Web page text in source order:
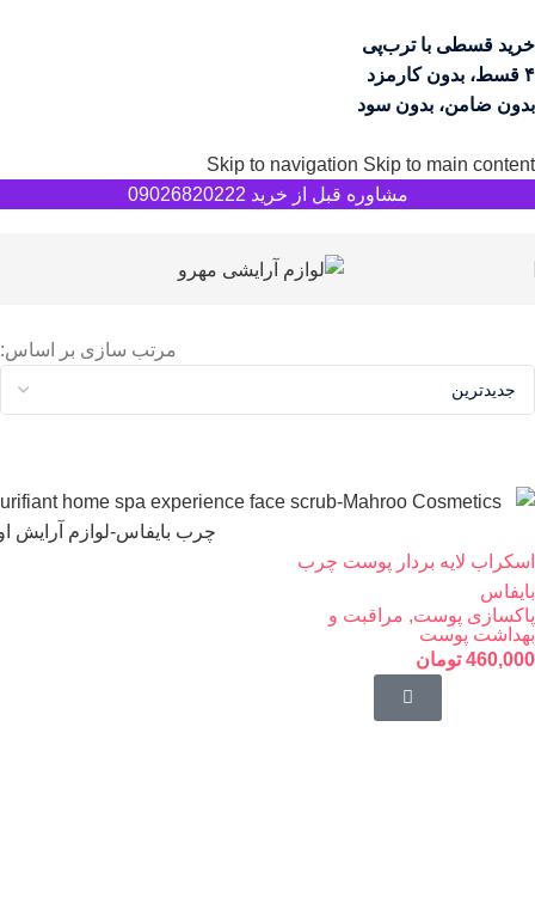
خرید قسطی با ترب‌پی
۴ قسط، بدون کارمزد
بدون ضامن، بدون سود
Skip to navigation Skip to main content
مشاوره قبل از خرید 09026820222
مرتب سازی بر اساس:
اسکراب لایه بردار پوست چرب
بایفاس
پاکسازی پوست, مراقبت و
بهداشت پوست
460,000 تومان